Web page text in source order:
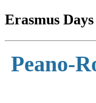
Erasmus
Peano-